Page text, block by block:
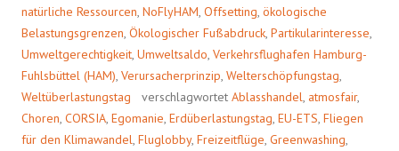
i
t
e
r
(
W
i
r
d
n
o
k
z
u
t
e
i
l
e
n
(
natürliche Ressourcen, NoFlyHAM, Offsetting, ökologische
Belastungsgrenzen, Ökologischer Fußabdruck, Partikularinteresse,
Umweltgerechtigkeit, Umweltsaldo, Verkehrsflughafen Hamburg-
Fuhlsbüttel (HAM), Verursacherprinzip, Welterschöpfungstag,
Weltüberlastungstag
verschlagwortet Ablasshandel, atmosfair,
Choren, CORSIA, Egomanie, Erdüberlastungstag, EU-ETS, Fliegen
für den Klimawandel, Fluglobby, Freizeitflüge, Greenwashing,